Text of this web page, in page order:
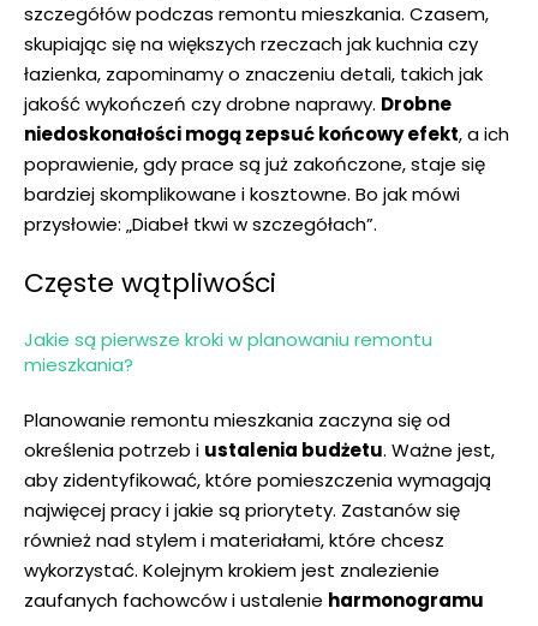
szczegółów​ podczas remontu mieszkania. Czasem,
⁤skupiając się na ‍większych rzeczach jak kuchnia czy
łazienka, zapominamy o znaczeniu detali, takich jak
⁤jakość wykończeń czy ‍drobne naprawy. Drobne
‍niedoskonałości mogą⁤ zepsuć końcowy​ efekt, a ich
poprawienie, gdy prace ⁤są już zakończone, staje się‍
bardziej skomplikowane i ⁢kosztowne. Bo jak mówi
przysłowie:⁤ „Diabeł tkwi w szczegółach”.
Częste wątpliwości
Jakie są pierwsze kroki w planowaniu remontu
mieszkania?
Planowanie‌ remontu mieszkania zaczyna ⁣się od
‍określenia potrzeb i ustalenia budżetu. Ważne jest,
aby zidentyfikować, które pomieszczenia⁢ wymagają
najwięcej⁣ pracy i ‌jakie są priorytety. Zastanów ⁢się
również⁢ nad stylem i materiałami,​ które chcesz
wykorzystać. Kolejnym krokiem jest znalezienie
zaufanych fachowców i ustalenie harmonogramu